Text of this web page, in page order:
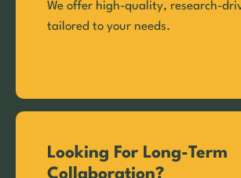
We offer high-quality, research-
tailored to your needs.
Looking For Long-Term
Collaboration?